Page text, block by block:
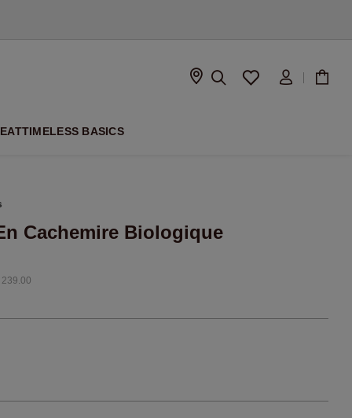
TIMELESS BASICS
Cachemire Biologique